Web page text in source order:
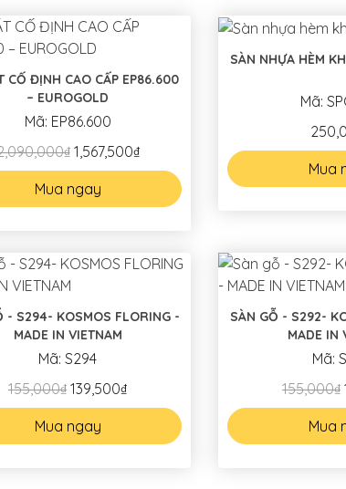
CỐ ĐỊNH CAO CẤP EP86.600
– EUROGOLD
Mã: EP86.600
1,567,500₫
Mua ngay
SÀN NHỰA HÈM
Mã:
Mua
FLORING -
MADE IN VIETNAM
Mã: S294
155,000₫ 139,500₫
Mua ngay
SÀN GỖ - S292- KOSMOS FLORING -
MADE IN
Mã:
155,000₫
Mua